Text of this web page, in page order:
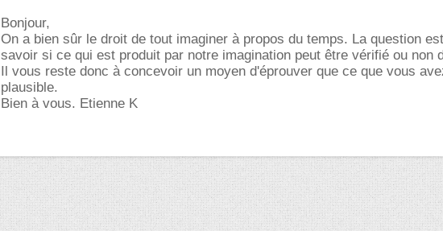
Bonjour,
On a bien sûr le droit de tout imaginer à propos du temps. La question
savoir si ce qui est produit par notre imagination peut être vérifié ou non
Il vous reste donc à concevoir un moyen d'éprouver que ce que vous
plausible.
Bien à vous. Etienne K